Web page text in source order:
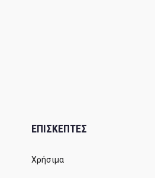
ΕΠΙΣΚΕΠΤΕΣ
Χρήσιμα